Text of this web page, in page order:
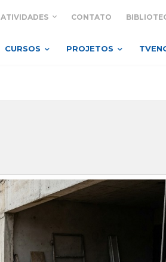
ATIVIDADES CONTATO
CURSOS PROJETOS